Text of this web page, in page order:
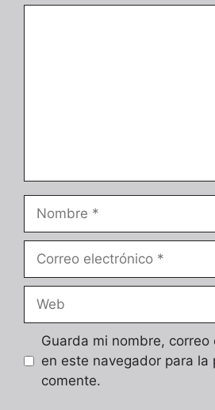
Nombre
Correo
Web
Guarda mi nombre,
en este navegador para la
comente.